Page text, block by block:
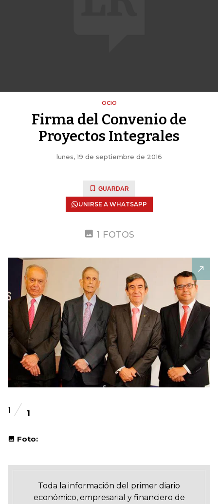
OCIO
Firma del Convenio de
Proyectos Integrales
lunes, 19 de septiembre de 2016
GUARDAR
UNIRSE A WHATSAPP
1 FOTOS
1 1
Foto:
Toda la información del primer diario
económico, empresarial y financiero de